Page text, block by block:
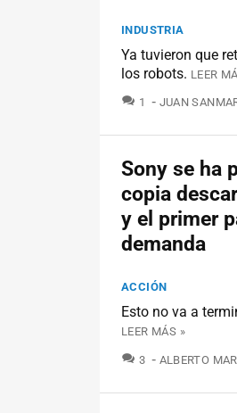
INDUSTRIA
Ya tuvieron que
los robots. LEER
1 COMENTARIOS
JUAN
Sony se ha
copia
y el primer
demanda
ACCIÓN
Esto no va a
LEER MÁS »
3 COMENTARIOS
ALBERTO